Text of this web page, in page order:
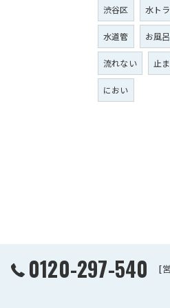
渋谷区 水ト
水道管 お風呂
流れない 止
におい
0120-297-540 [